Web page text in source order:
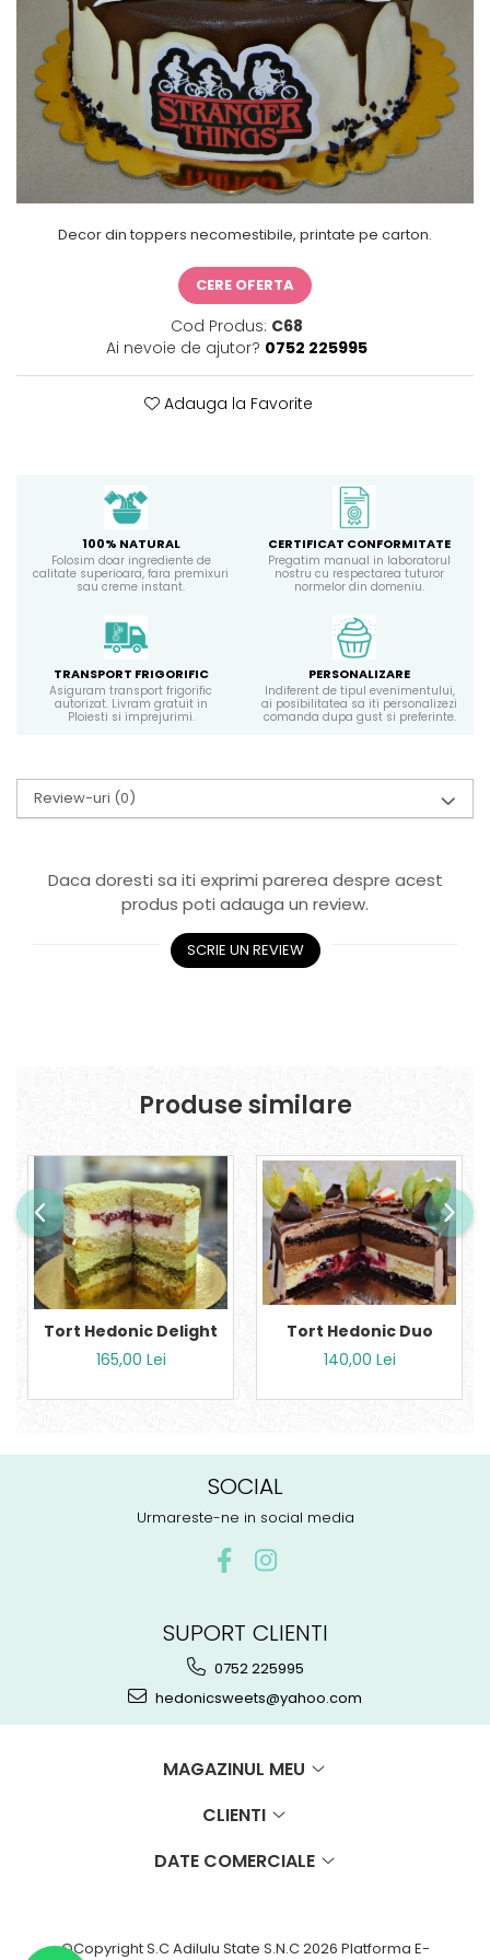
Decor din toppers necomestibile, printate pe carton.
CERE OFERTA
Cod Produs: C68
Ai nevoie de ajutor? 0752 225995
Adauga la Favorite
100% NATURAL
Folosim doar ingrediente de
calitate superioara, fara premixuri
sau creme instant.
CERTIFICAT CONFORMITATE
Pregatim manual in laboratorul
nostru cu respectarea tuturor
normelor din domeniu.
TRANSPORT FRIGORIFIC
Asiguram transport frigorific
autorizat. Livram gratuit in
Ploiesti si imprejurimi.
PERSONALIZARE
Indiferent de tipul evenimentului,
ai posibilitatea sa iti personalizezi
comanda dupa gust si preferinte.
Review-uri (0)
Daca doresti sa iti exprimi parerea despre acest
produs poti adauga un review.
SCRIE UN REVIEW
Produse similare
Tort Hedonic Delight
165,00 Lei
Tort Hedonic Duo
140,00 Lei
SOCIAL
Urmareste-ne in social media
SUPORT CLIENTI
0752 225995
hedonicsweets@yahoo.com
MAGAZINUL MEU
CLIENTI
DATE COMERCIALE
©Copyright S.C Adilulu State S.N.C 2026 Platforma E-